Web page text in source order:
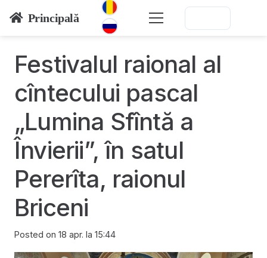
Principală
Festivalul raional al
cîntecului pascal
„Lumina Sfîntă a
Învierii”, în satul
Pererîta, raionul
Briceni
Posted on 18 apr. la 15:44